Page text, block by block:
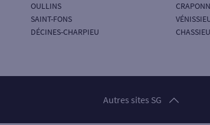
OULLINS
SAINT-FONS
DÉCINES-CHARPIEU
CHASSIEU
Autres sites SG